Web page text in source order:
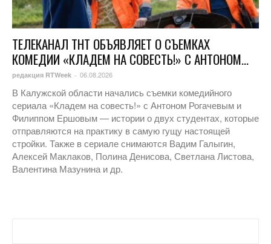
ТЕЛЕКАНАЛ ТНТ ОБЪЯВЛЯЕТ О СЪЕМКАХ
КОМЕДИИ «КЛАДЕМ НА СОВЕСТЬ!» С АНТОНОМ...
редакция RTWeek - 06.08.2026
В Калужской области начались съемки комедийного
сериала «Кладем на совесть!» с Антоном Рогачевым и
Филиппом Ершовым — истории о двух студентах, которые
отправляются на практику в самую гущу настоящей
стройки. Также в сериале снимаются Вадим Галыгин,
Алексей Маклаков, Полина Денисова, Светлана Листова,
Валентина Мазунина и др.